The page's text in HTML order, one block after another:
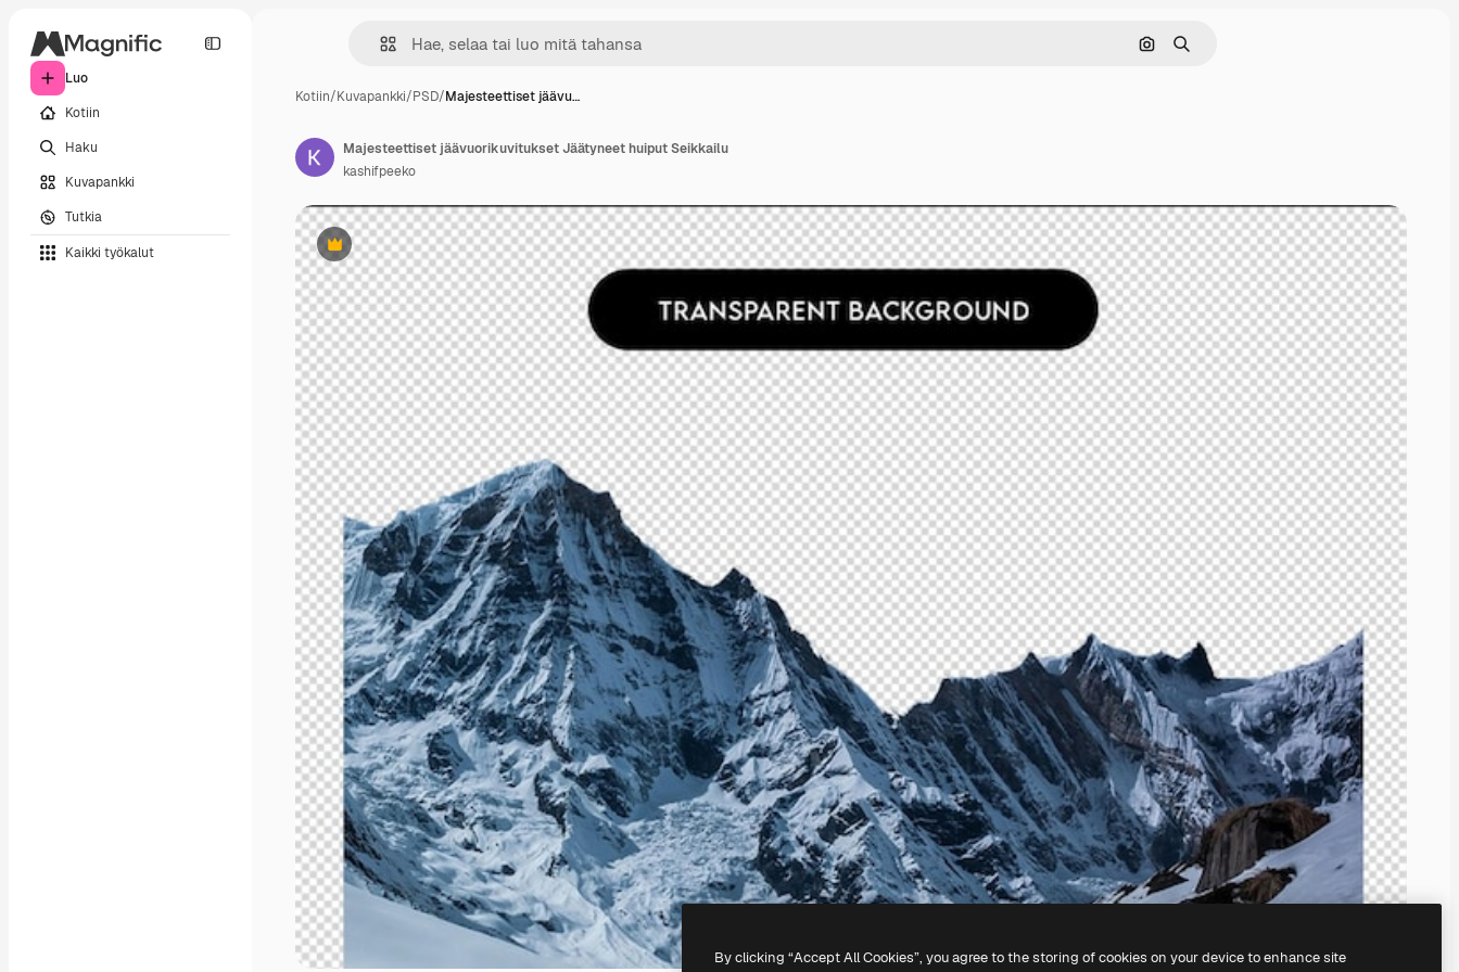
Luo
Kotiin
Haku
Kuvapankki
Tutkia
Kaikki työkalut
Hae kuvan perusteella
Haku
Kotiin/Kuvapankki/PSD/Majesteettiset jäävu…
Premium
Majesteettiset jäävuorikuvitukset Jäätyneet huiput Seikkailu
kashifpeeko
By clicking “Accept All Cookies”, you agree to the storing of cookies on your device to enhance site